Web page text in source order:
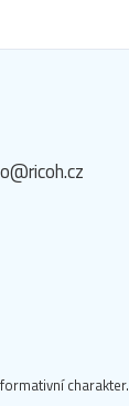
charakter.